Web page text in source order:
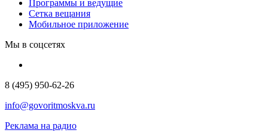
Программы и ведущие
Сетка вещания
Мобильное приложение
Мы в соцсетях
8 (495) 950-62-26
info@govoritmoskva.ru
Реклама на радио